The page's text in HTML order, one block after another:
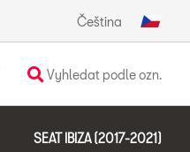
Čeština
Vyhledat podle ozn.
SEAT IBIZA (2017-2021)